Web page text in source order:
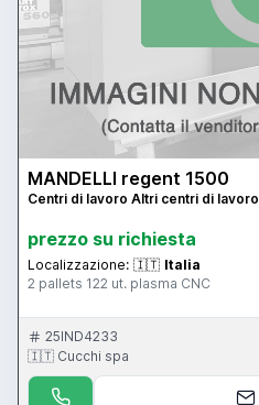
MANDELLI regent 1500
Centri di lavoro Altri centri di lavoro
prezzo su richiesta
Localizzazione: 🇮🇹 Italia
2 pallets 122 ut. plasma CNC
25IND4233
🇮🇹 Cucchi spa